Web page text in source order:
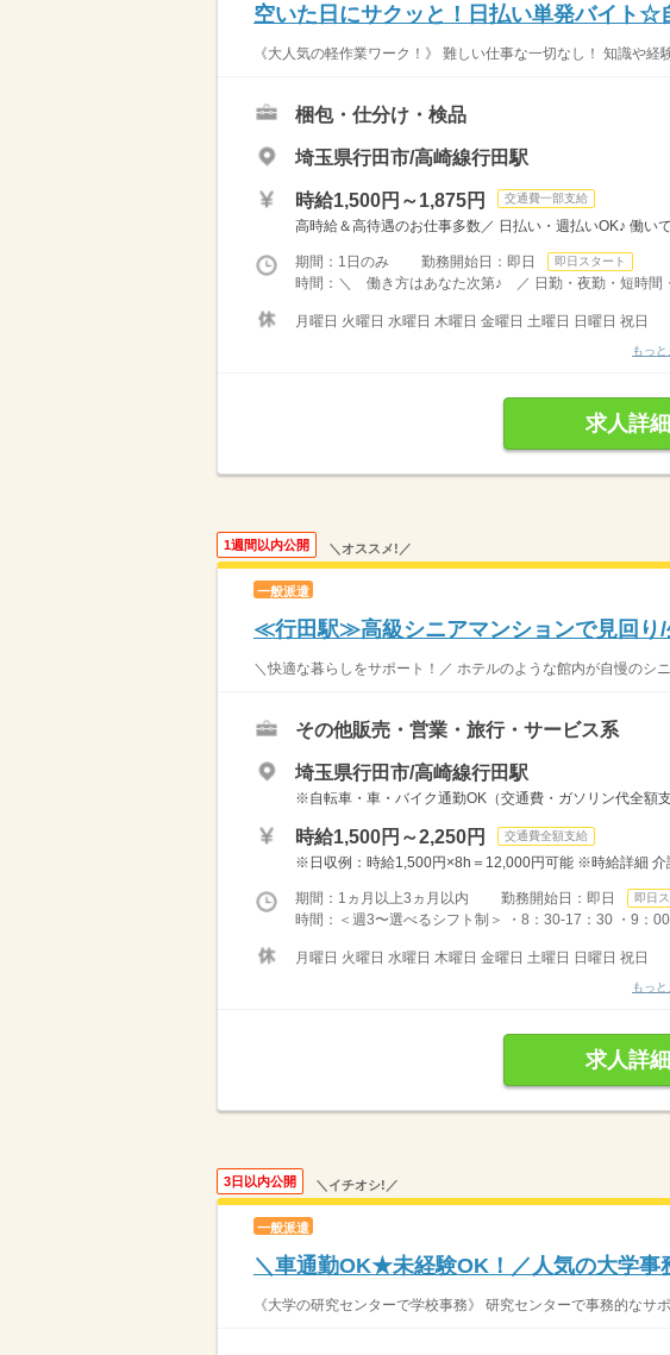
空いた日にサクッと！日払い単発バイト
《大人気の軽作業ワーク！》 難しい仕事な一切なし！ 知識や
梱包・仕分け・検品
埼玉県行田市/高崎線行田駅
時給1,500円～1,875円 交通費一部支給
高時給＆高待遇のお仕事多数／ 日払い・週払いOK♪ 働い
期間：1日のみ 勤務開始日：即日 即日スタート
時間：＼ 働き方はあなた次第♪ ／ 日勤・夜勤・短時間
月曜日 火曜日 水曜日 木曜日 金曜日 土曜日 日曜日 祝日
もっと
求人詳
1週間以内公開 ＼オススメ!／
一般派遣
≪行田駅≫高級シニアマンションで見回り/
＼快適な暮らしをサポート！／ ホテルのような館内が自慢のシ
その他販売・営業・旅行・サービス系
埼玉県行田市/高崎線行田駅
※自転車・車・バイク通勤OK（交通費・ガソリン代全額支
時給1,500円～2,250円 交通費全額支給
※日収例：時給1,500円×8h＝12,000円可能 ※時給詳細 介
期間：1ヵ月以上3ヵ月以内 勤務開始日：即日 即日
時間：＜週3〜選べるシフト制＞ ・8：30-17：30 ・9：
月曜日 火曜日 水曜日 木曜日 金曜日 土曜日 日曜日 祝日
もっと
求人詳
3日以内公開 ＼イチオシ!／
一般派遣
＼車通勤OK★未経験OK！／人気の大学事
《大学の研究センターで学校事務》 研究センターで事務的な